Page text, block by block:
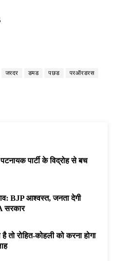
जरदर डमड पछड
परऑरडरस
पार्टी के विद्रोह से बच
BJP आश्वस्त, जनता देगी
सरकार
रोहित-कोहली को करना होगा